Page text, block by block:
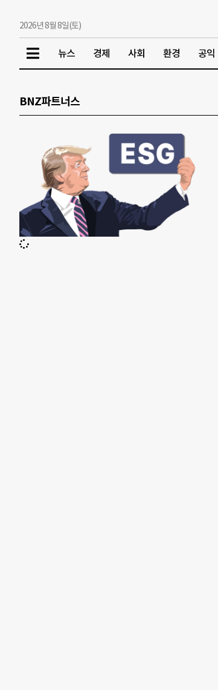
2026년 8월 8일(토)
뉴스 경제 사회 환경 공익
BNZ파트너스